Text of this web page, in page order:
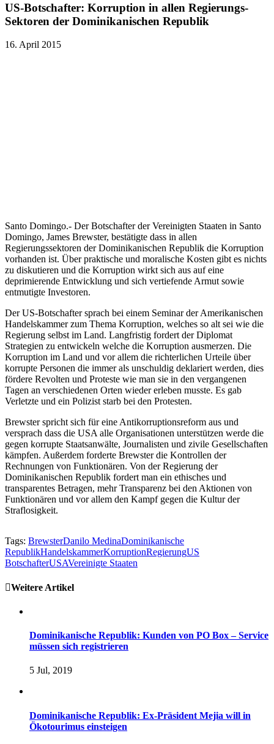
US-Botschafter: Korruption in allen Regierungs-
Sektoren der Dominikanischen Republik
16. April 2015
Santo Domingo.- Der Botschafter der Vereinigten Staaten in Santo
Domingo, James Brewster, bestätigte dass in allen
Regierungssektoren der Dominikanischen Republik die Korruption
vorhanden ist. Über praktische und moralische Kosten gibt es nichts
zu diskutieren und die Korruption wirkt sich aus auf eine
deprimierende Entwicklung und sich vertiefende Armut sowie
entmutigte Investoren.
Der US-Botschafter sprach bei einem Seminar der Amerikanischen
Handelskammer zum Thema Korruption, welches so alt sei wie die
Regierung selbst im Land. Langfristig fordert der Diplomat
Strategien zu entwickeln welche die Korruption ausmerzen. Die
Korruption im Land und vor allem die richterlichen Urteile über
korrupte Personen die immer als unschuldig deklariert werden, dies
fördere Revolten und Proteste wie man sie in den vergangenen
Tagen an verschiedenen Orten wieder erleben musste. Es gab
Verletzte und ein Polizist starb bei den Protesten.
Brewster spricht sich für eine Antikorruptionsreform aus und
versprach dass die USA alle Organisationen unterstützen werde die
gegen korrupte Staatsanwälte, Journalisten und zivile Gesellschaften
kämpfen. Außerdem forderte Brewster die Kontrollen der
Rechnungen von Funktionären. Von der Regierung der
Dominikanischen Republik fordert man ein ethisches und
transparentes Betragen, mehr Transparenz bei den Aktionen von
Funktionären und vor allem den Kampf gegen die Kultur der
Straflosigkeit.
Tags: BrewsterDanilo MedinaDominikanische
RepublikHandelskammerKorruptionRegierungUS
BotschafterUSAVereinigte Staaten
Weitere Artikel
Dominikanische Republik: Kunden von PO Box – Service
müssen sich registrieren
5 Jul, 2019
Dominikanische Republik: Ex-Präsident Mejia will in
Ökotourimus einsteigen